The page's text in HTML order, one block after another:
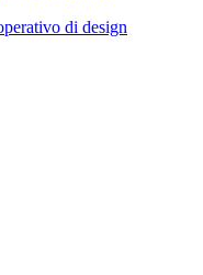
di design